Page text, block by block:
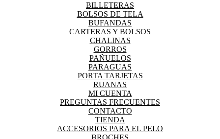
BILLETERAS
BOLSOS DE TELA
BUFANDAS
CARTERAS Y BOLSOS
CHALINAS
GORROS
PAÑUELOS
PARAGUAS
PORTA TARJETAS
RUANAS
MI CUENTA
PREGUNTAS FRECUENTES
CONTACTO
TIENDA
ACCESORIOS PARA EL PELO